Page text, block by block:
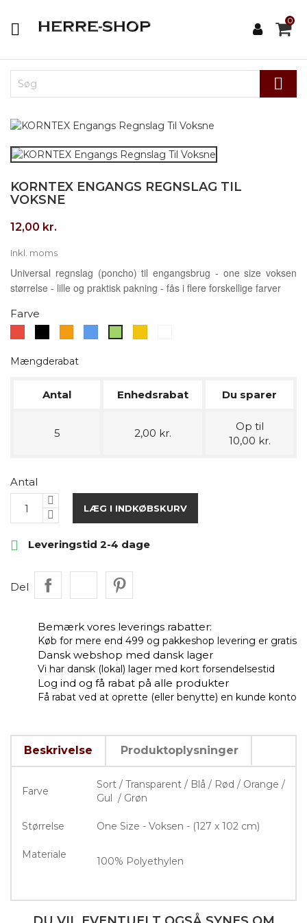

0

KORNTEX ENGANGS REGNSLAG TIL
VOKSNE
12,00 kr.
Inkl. moms
Universal regnslag (poncho) til engangsbrug - one size voksen
størrelse - lille og praktisk pakning - fås i flere forskellige farver
Farve
Mængderabat
Antal Enhedsrabat Du sparer
5 2,00 kr.
Op til
10,00 kr.
Antal
LÆG I INDKØBSKURV
 Leveringstid 2-4 dage
Del
Bemærk vores leverings rabatter:
Køb for mere end 499 og pakkeshop levering er gratis
Dansk webshop med dansk lager
Vi har dansk (lokal) lager med kort forsendelsestid
Log ind og få rabat på alle produkter
Få rabat ved at oprette (eller benytte) en kunde konto
Beskrivelse Produktoplysninger
Farve
Sort / Transparent / Blå / Rød / Orange /
Gul / Grøn
Størrelse One Size - Voksen - (127 x 102 cm)
Materiale
100% Polyethylen